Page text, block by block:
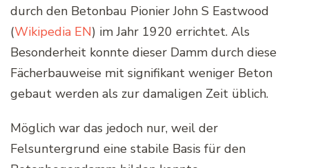
durch den Betonbau Pionier John S Eastwood
(Wikipedia EN) im Jahr 1920 errichtet. Als
Besonderheit konnte dieser Damm durch diese
Fächerbauweise mit signifikant weniger Beton
gebaut werden als zur damaligen Zeit üblich.
Möglich war das jedoch nur, weil der
Felsuntergrund eine stabile Basis für den